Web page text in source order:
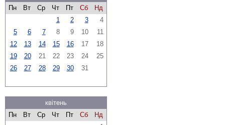
Пн
Вт Ср Чт Пт Сб
Нд
1
2 3
4
5
6 7 8 9 10
11
12
13 14 15 16 17
18
19
20 21 22 23 24
25
26
27 28 29 30 31
квітень
Пн
Вт Ср Чт Пт Сб
Нд